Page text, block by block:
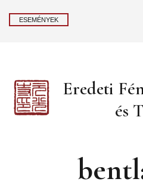
ESEMÉNYEK
Eredeti
és